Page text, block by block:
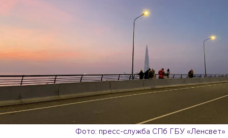
Фото: пресс-служба СПб ГБУ «Ленсвет»